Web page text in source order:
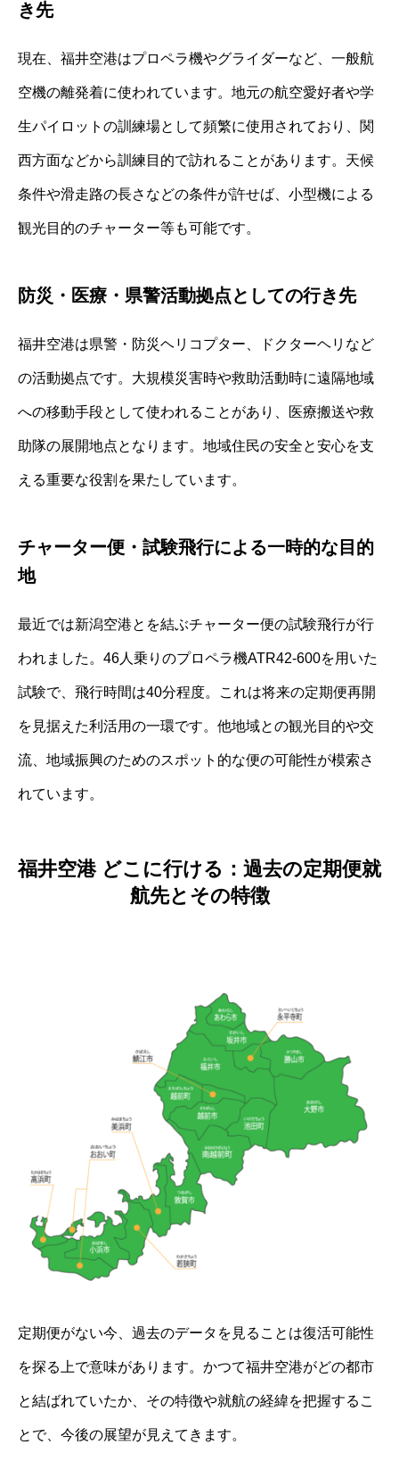
き先
現在、福井空港はプロペラ機やグライダーなど、一般航
空機の離発着に使われています。地元の航空愛好者や学
生パイロットの訓練場として頻繁に使用されており、関
西方面などから訓練目的で訪れることがあります。天候
条件や滑走路の長さなどの条件が許せば、小型機による
観光目的のチャーター等も可能です。
防災・医療・県警活動拠点としての行き先
福井空港は県警・防災ヘリコプター、ドクターヘリなど
の活動拠点です。大規模災害時や救助活動時に遠隔地域
への移動手段として使われることがあり、医療搬送や救
助隊の展開地点となります。地域住民の安全と安心を支
える重要な役割を果たしています。
チャーター便・試験飛行による一時的な目的
地
最近では新潟空港とを結ぶチャーター便の試験飛行が行
われました。46人乗りのプロペラ機ATR42‐600を用いた
試験で、飛行時間は40分程度。これは将来の定期便再開
を見据えた利活用の一環です。他地域との観光目的や交
流、地域振興のためのスポット的な便の可能性が模索さ
れています。
福井空港 どこに行ける：過去の定期便就
航先とその特徴
定期便がない今、過去のデータを見ることは復活可能性
を探る上で意味があります。かつて福井空港がどの都市
と結ばれていたか、その特徴や就航の経緯を把握するこ
とで、今後の展望が見えてきます。